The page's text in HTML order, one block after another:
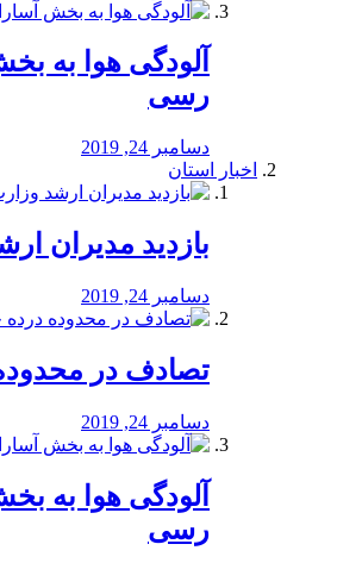
آلودگی هوا به
رسی
دسامبر 24, 2019
اخبار استان
بازدید مدیران
دسامبر 24, 2019
تصادف در
دسامبر 24, 2019
آلودگی هوا به
رسی